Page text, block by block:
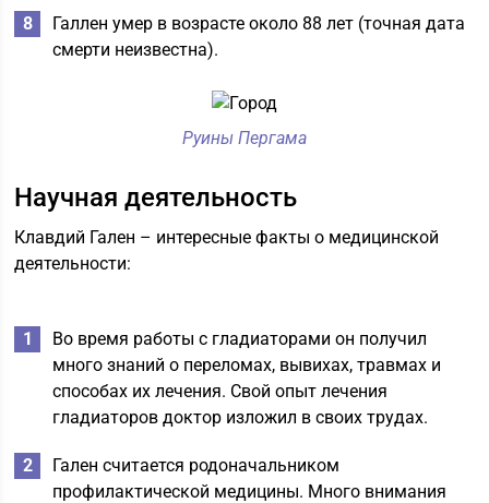
Галлен умер в возрасте около 88 лет (точная дата
смерти неизвестна).
Руины Пергама
Научная деятельность
Клавдий Гален – интересные факты о медицинской
деятельности:
Во время работы с гладиаторами он получил
много знаний о переломах, вывихах, травмах и
способах их лечения. Свой опыт лечения
гладиаторов доктор изложил в своих трудах.
Гален считается родоначальником
профилактической медицины. Много внимания